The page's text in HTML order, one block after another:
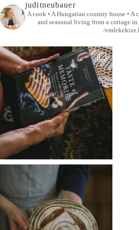
juditneubauer
A cook • A Hungarian country house • A
and seasonal living from a cottage
/